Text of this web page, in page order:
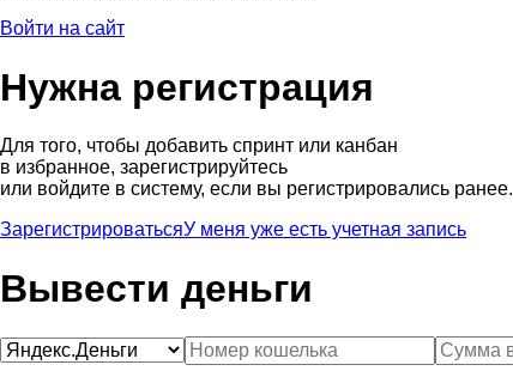
Войти на сайт
Нужна регистрация
Для того, чтобы добавить спринт или канбан
в избранное, зарегистрируйтесь
или войдите в систему, если вы регистрировались ранее.
ЗарегистрироватьсяУ меня уже есть учетная запись
Вывести деньги